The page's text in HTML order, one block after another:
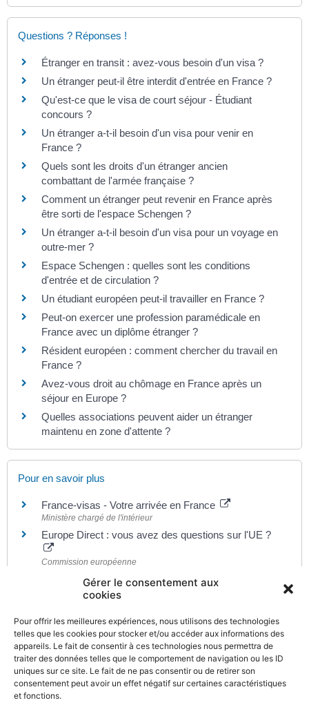
Gérer le consentement aux
cookies
Pour offrir les meilleures expériences, nous utilisons des technologies
telles que les cookies pour stocker et/ou accéder aux informations des
appareils. Le fait de consentir à ces technologies nous permettra de
traiter des données telles que le comportement de navigation ou les ID
uniques sur ce site. Le fait de ne pas consentir ou de retirer son
consentement peut avoir un effet négatif sur certaines caractéristiques
et fonctions.
Questions ? Réponses !
Étranger en transit : avez-vous besoin d'un visa ?
Un étranger peut-il être interdit d'entrée en France ?
Qu'est-ce que le visa de court séjour - Étudiant
concours ?
Un étranger a-t-il besoin d'un visa pour venir en
France ?
Quels sont les droits d'un étranger ancien
combattant de l'armée française ?
Comment un étranger peut revenir en France après
être sorti de l'espace Schengen ?
Un étranger a-t-il besoin d'un visa pour un voyage en
outre-mer ?
Espace Schengen : quelles sont les conditions
d'entrée et de circulation ?
Un étudiant européen peut-il travailler en France ?
Peut-on exercer une profession paramédicale en
France avec un diplôme étranger ?
Résident européen : comment chercher du travail en
France ?
Avez-vous droit au chômage en France après un
séjour en Europe ?
Quelles associations peuvent aider un étranger
maintenu en zone d'attente ?
Pour en savoir plus
France-visas - Votre arrivée en France
Ministère chargé de l'intérieur
Europe Direct : vous avez des questions sur l'UE ?
Commission européenne
Solvit : des solutions aux problèmes liés à vos droits
en Europe
Règlements communautaires en matière de sécurité
sociale
Centre des liaisons européennes et internationales de sécurité
sociale (Cleiss)